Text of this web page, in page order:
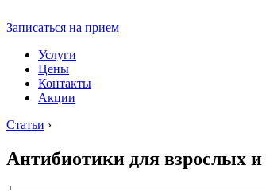
Записаться на прием
Услуги
Цены
Контакты
Акции
Статьи ›
Антибиотики для взрослых